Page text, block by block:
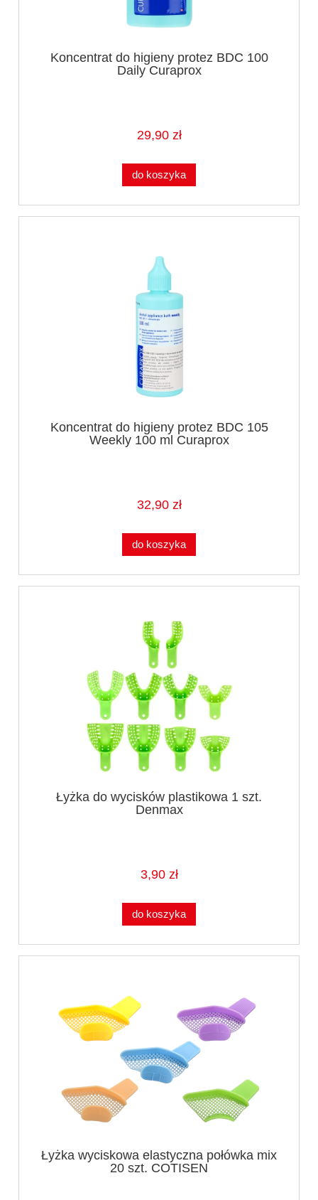
Koncentrat do higieny protez BDC 100
Daily Curaprox
29,90 zł
do koszyka
Koncentrat do higieny protez BDC 105
Weekly 100 ml Curaprox
32,90 zł
do koszyka
Łyżka do wycisków plastikowa 1 szt.
Denmax
3,90 zł
do koszyka
Łyżka wyciskowa elastyczna połówka mix
20 szt. COTISEN